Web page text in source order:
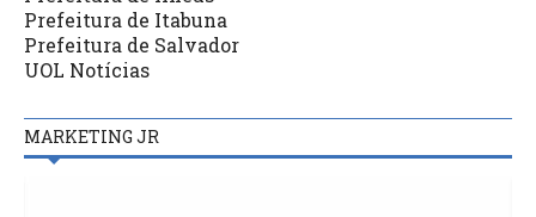
Prefeitura de Itabuna
Prefeitura de Salvador
UOL Notícias
MARKETING JR